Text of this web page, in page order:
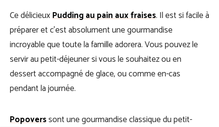
Ce délicieuxPudding au pain aux fraises. Il est si facile à
préparer et c’est absolument une gourmandise
incroyable que toute la famille adorera. Vous pouvez le
servir au petit-déjeuner si vous le souhaitez ou en
dessert accompagné de glace, ou comme en-cas
pendant la journée.
Popoverssont une gourmandise classique du petit-